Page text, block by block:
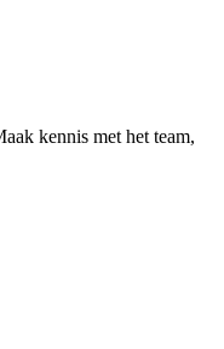
kennis met het team,